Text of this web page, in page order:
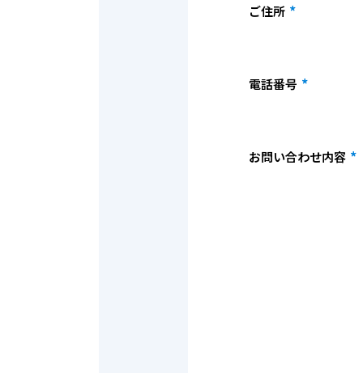
ご住所 *
電話番号 *
お問い合わせ内容 *